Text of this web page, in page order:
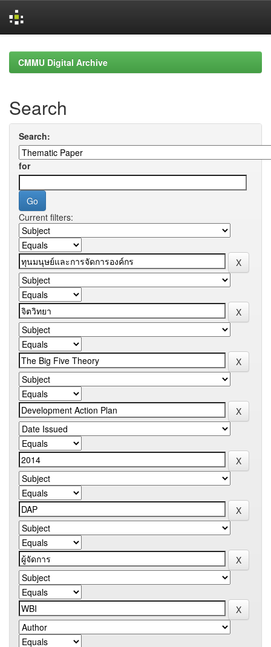
navigationCMMU Digital Archive
Search
Search:
for
Current filters: